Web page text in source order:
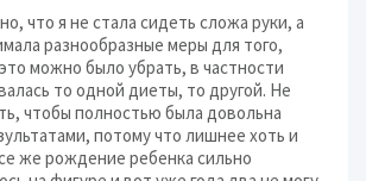
что я не стала сидеть сложа руки, а
разнообразные меры для того,
можно было убрать, в частности
то одной диеты, то другой. Не
чтобы полностью была довольна
потому что лишнее хоть и
же рождение ребенка сильно